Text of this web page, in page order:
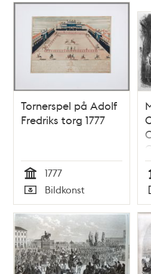
Tornerspel på Adolf
Fredriks torg 1777
Tid
1777
Typ
Bildkonst